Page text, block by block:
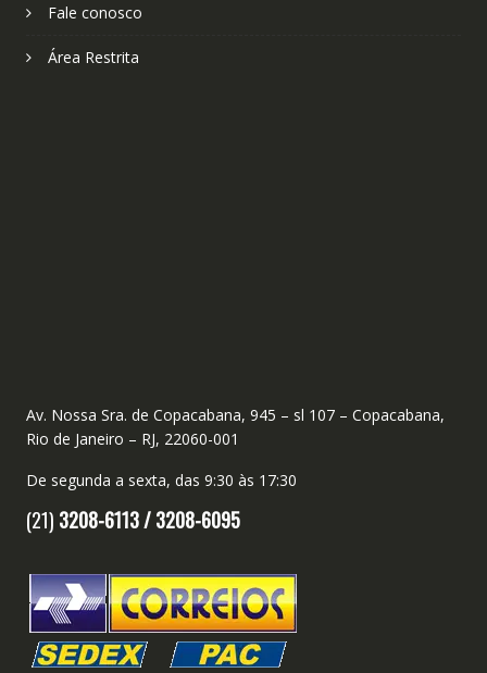
Fale conosco
Área Restrita
Av. Nossa Sra. de Copacabana, 945 – sl 107 – Copacabana,
Rio de Janeiro – RJ, 22060-001
De segunda a sexta, das 9:30 às 17:30
(21) 3208-6113 /3208-6095